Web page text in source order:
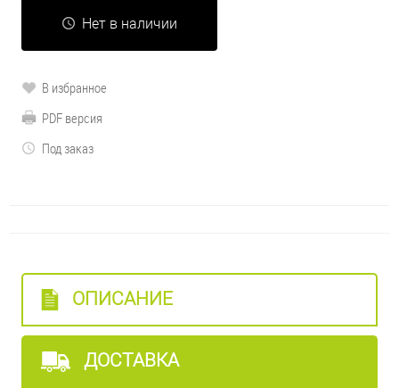
Нет в наличии
В избранное
PDF версия
Под заказ
ОПИСАНИЕ
ДОСТАВКА